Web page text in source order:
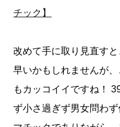
チック】
改めて手に取り見直す
早いかもしれませんが
もカッコイイですね！
ず小さ過ぎず男女問わ